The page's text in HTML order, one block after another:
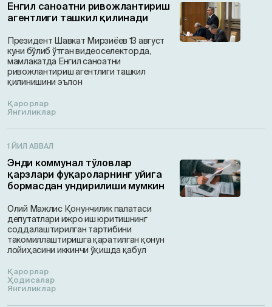
Енгил саноатни ривожлантириш
агентлиги ташкил қилинади
Президент Шавкат Мирзиёев 13 август
куни бўлиб ўтган видеоселекторда,
мамлакатда Енгил саноатни
ривожлантириш агентлиги ташкил
қилинишини эълон
Қарорлар
Янгиликлар
1 ЙИЛ АВВАЛ
Энди коммунал тўловлар
қарзлари фуқароларнинг уйига
бормасдан ундирилиши мумкин
Олий Мажлис Қонунчилик палатаси
депутатлари ижро иш юритишнинг
соддалаштирилган тартибини
такомиллаштиришга қаратилган қонун
лойиҳасини иккинчи ўқишда қабул
Қарорлар
Ҳодисалар
Янгиликлар